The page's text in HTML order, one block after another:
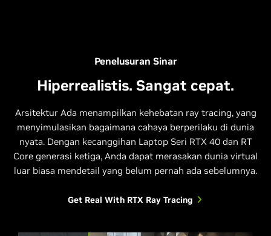
Penelusuran Sinar
Hiperrealistis. Sangat cepat.
Arsitektur Ada menampilkan kehebatan ray tracing, yang
menyimulasikan bagaimana cahaya berperilaku di dunia
nyata. Dengan kecanggihan Laptop Seri RTX 40 dan RT
Core generasi ketiga, Anda dapat merasakan dunia virtual
luar biasa mendetail yang belum pernah ada sebelumnya.
Get Real With RTX Ray Tracing